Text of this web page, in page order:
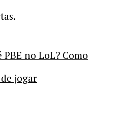
PBE no LoL? Como
jogar